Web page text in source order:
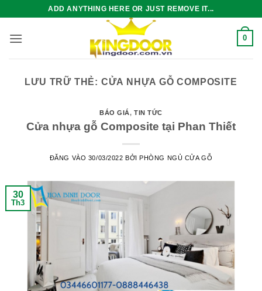
nội
ADD ANYTHING HERE OR JUST REMOVE IT...
0
LƯU TRỮ THẺ: CỬA NHỰA GỖ COMPOSITE
BÁO GIÁ,TIN TỨC
Cửa nhựa gỗ Composite tại Phan Thiết
ĐĂNG VÀO 30/03/2022 BỞIPHÒNG NGỦ CỬA GỖ
30
Th3